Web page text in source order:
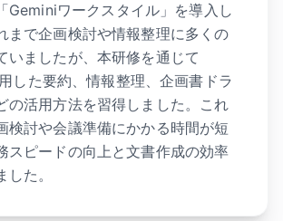
Geminiワークスタイル」を導入し
まで企画検討や情報整理に多くの
いましたが、本研修を通じて
した要約、情報整理、企画書ドラ
の活用方法を習得しました。これ
検討や会議準備にかかる時間が短
スピードの向上と文書作成の効率
た。